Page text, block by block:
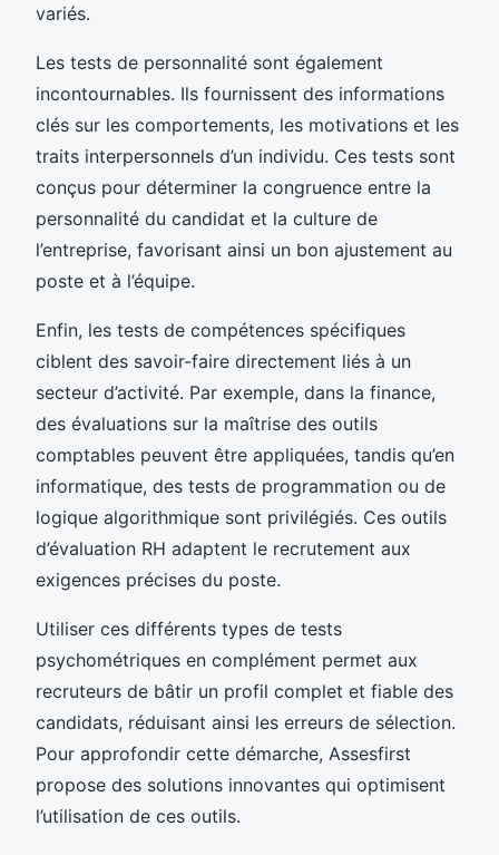
variés.
Les tests de personnalité sont également
incontournables. Ils fournissent des informations
clés sur les comportements, les motivations et les
traits interpersonnels d’un individu. Ces tests sont
conçus pour déterminer la congruence entre la
personnalité du candidat et la culture de
l’entreprise, favorisant ainsi un bon ajustement au
poste et à l’équipe.
Enfin, les tests de compétences spécifiques
ciblent des savoir-faire directement liés à un
secteur d’activité. Par exemple, dans la finance,
des évaluations sur la maîtrise des outils
comptables peuvent être appliquées, tandis qu’en
informatique, des tests de programmation ou de
logique algorithmique sont privilégiés. Ces outils
d’évaluation RH adaptent le recrutement aux
exigences précises du poste.
Utiliser ces différents types de tests
psychométriques en complément permet aux
recruteurs de bâtir un profil complet et fiable des
candidats, réduisant ainsi les erreurs de sélection.
Pour approfondir cette démarche, Assesfirst
propose des solutions innovantes qui optimisent
l’utilisation de ces outils.